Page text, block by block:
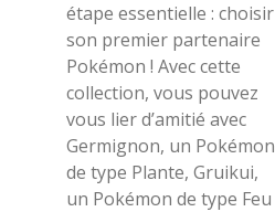
étape essentielle : choisir
son premier partenaire
Pokémon ! Avec cette
collection, vous pouvez
vous lier d’amitié avec
Germignon, un Pokémon
de type Plante, Gruikui,
un Pokémon de type Feu